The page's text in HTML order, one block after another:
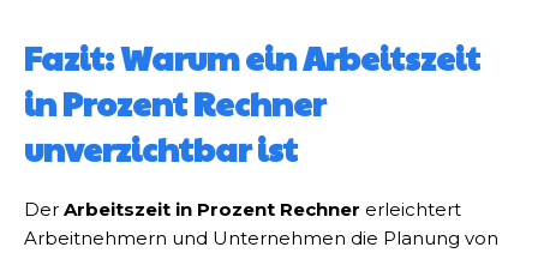
Fazit: Warum ein Arbeitszeit
in Prozent Rechner
unverzichtbar ist
Der Arbeitszeit in Prozent Rechner erleichtert
Arbeitnehmern und Unternehmen die Planung von